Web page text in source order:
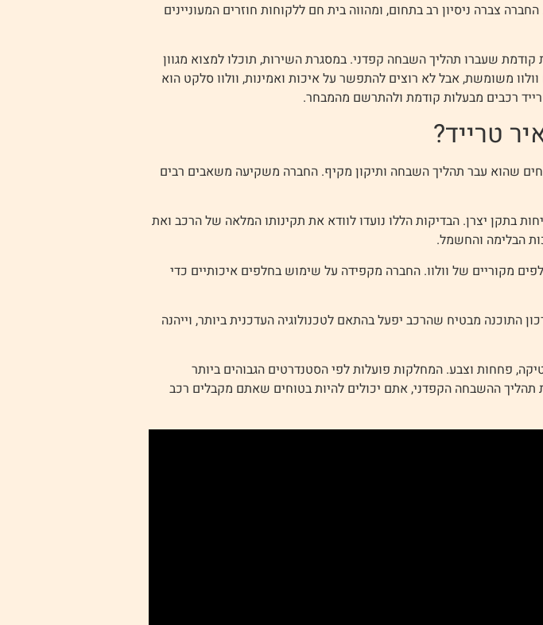
צברה ניסיון רב בתחום, ומהווה בית חם ללקוחות חוזרים המעוניינים
קודמת שעברו תהליך השבחה קפדני. במסגרת השירות, תוכלו למצוא מגוון
משומשת, אבל לא רוצים להתפשר על איכות ואמינות, וולוו סלקט הוא
רכבים מבעלות קודמת ולהתרשם מהמבחר.
טרייד?
שהוא עבר תהליך השבחה ותיקון מקיף. החברה משקיעה משאבים רבים
הוא ביצוע כ-150 בדיקות איכות ובטיחות בתקן יצרן. הבדיקות הללו נועדו לוודא את תקינותו המלאה של הרכב ואת
הבלימה והחשמל.
מקוריים של וולוו. החברה מקפידה על שימוש בחלפים איכותיים כדי
התוכנה מבטיח שהרכב יפעל בהתאם לטכנולוגיה העדכנית ביותר, וייהנה
פחחות וצבע. המחלקות פועלות לפי הסטנדרטים הגבוהים ביותר
תהליך ההשבחה הקפדני, אתם יכולים להיות בטוחים שאתם מקבלים רכב